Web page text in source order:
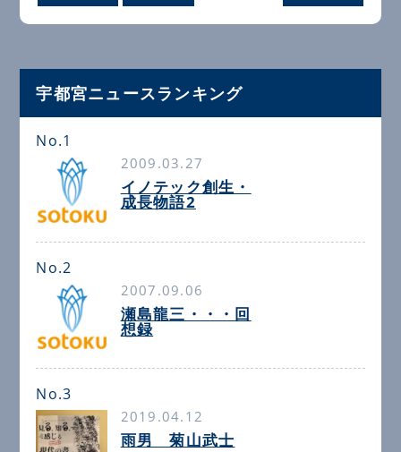
宇都宮ニュースランキング
No.1
2009.03.27
イノテック創生・
成長物語2
No.2
2007.09.06
瀬島龍三・・・回
想録
No.3
2019.04.12
雨男 菊山武士